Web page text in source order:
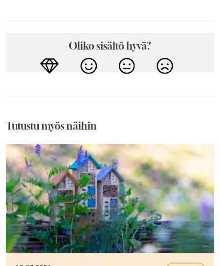
Oliko sisältö hyvä?
Tutustu myös näihin